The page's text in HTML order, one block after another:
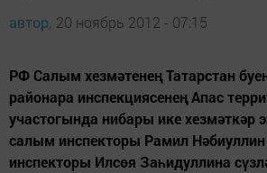
автор, 20 ноябрь 2012 - 07:15
РФ Салым хезмәтенең Татарстан
районара инспекциясенең Апас
участогында нибары ике хезмәткәр
салым инспекторы Рамил Нәбиуллин
инспекторы Илсөя Заһидуллина